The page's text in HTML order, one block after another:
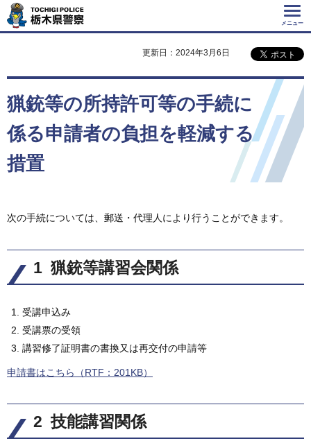
Tochigi Police 栃
木県警察
メニュー
更新日：2024年3月6日
猟銃等の所持許可等の手続に
係る申請者の負担を軽減する
措置
次の手続については、郵送・代理人により行うことができます。
1 猟銃等講習会関係
受講申込み
受講票の受領
講習修了証明書の書換又は再交付の申請等
申請書はこちら（RTF：201KB）
2 技能講習関係